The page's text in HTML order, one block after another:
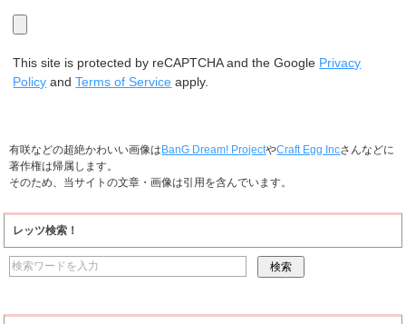
This site is protected by reCAPTCHA and the Google Privacy
Policy andTerms of Service apply.
有咲などの超絶かわいい画像はBanG Dream! ProjectやCraft Egg Incさんなどに
著作権は帰属します。
そのため、当サイトの文章・画像は引用を含んでいます。
レッツ検索！